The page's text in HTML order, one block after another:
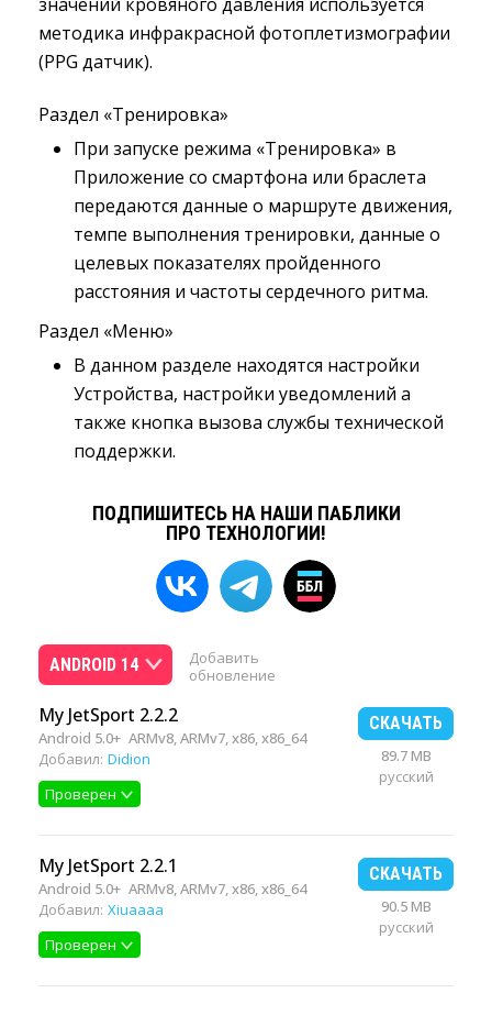
методика инфракрасной фотоплетизмографии
(PPG датчик).
Раздел «Тренировка»
При запуске режима «Тренировка» в
Приложение со смартфона или браслета
передаются данные о маршруте движения,
темпе выполнения тренировки, данные о
целевых показателях пройденного
расстояния и частоты сердечного ритма.
Раздел «Меню»
В данном разделе находятся настройки
Устройства, настройки уведомлений а
также кнопка вызова службы технической
поддержки.
ПОДПИШИТЕСЬ НА НАШИ ПАБЛИКИ
ПРО ТЕХНОЛОГИИ!
ANDROID 14
Добавить
обновление
My JetSport 2.2.2
Android 5.0+ ARMv8, ARMv7, x86, x86_64
Добавил: Didion
Проверен
СКАЧАТЬ
89.7 MB
русский
My JetSport 2.2.1
Android 5.0+ ARMv8, ARMv7, x86, x86_64
Добавил: Xiuaaaa
Проверен
СКАЧАТЬ
90.5 MB
русский